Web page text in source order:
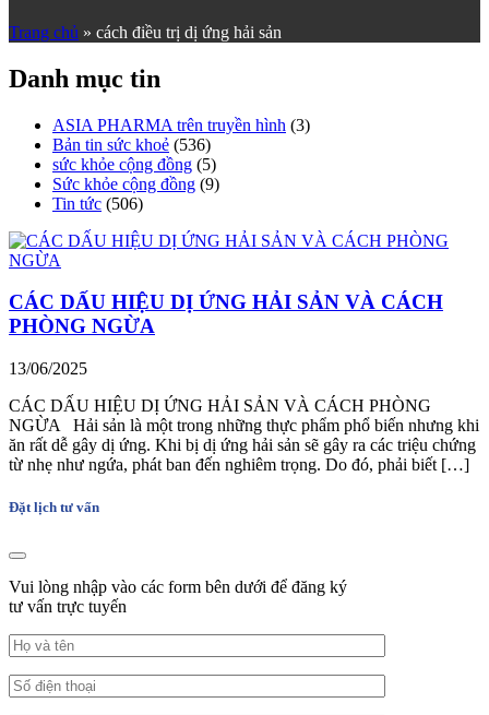
Trang chủ » cách điều trị dị ứng hải sản
Danh mục tin
ASIA PHARMA trên truyền hình (3)
Bản tin sức khoẻ (536)
sức khỏe cộng đồng (5)
Sức khỏe cộng đồng (9)
Tin tức (506)
CÁC DẤU HIỆU DỊ ỨNG HẢI SẢN VÀ CÁCH
PHÒNG NGỪA
13/06/2025
CÁC DẤU HIỆU DỊ ỨNG HẢI SẢN VÀ CÁCH PHÒNG
NGỪA Hải sản là một trong những thực phẩm phổ biến nhưng khi
ăn rất dễ gây dị ứng. Khi bị dị ứng hải sản sẽ gây ra các triệu chứng
từ nhẹ như ngứa, phát ban đến nghiêm trọng. Do đó, phải biết […]
Đặt lịch tư vấn
Vui lòng nhập vào các form bên dưới để đăng ký
tư vấn trực tuyến